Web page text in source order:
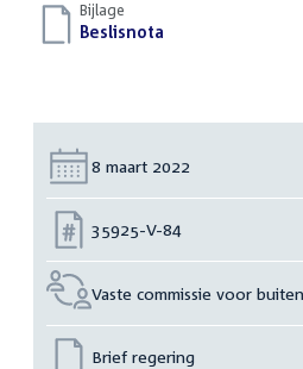
Bijlage
Download
Beslisnota
Datum:
8 maart 2022
Nummer:
35925-V-84
Vaste commissie voor
Brief regering